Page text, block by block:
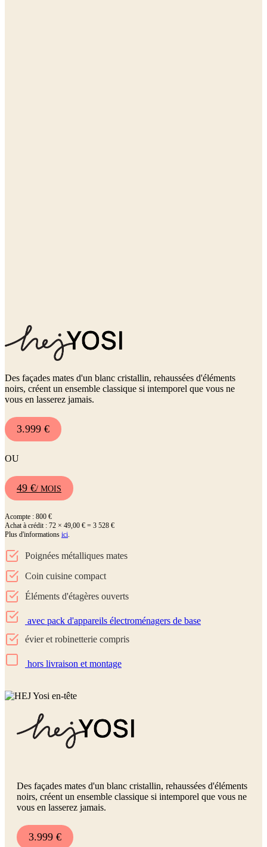
Des façades mates d'un blanc cristallin, rehaussées d'éléments
noirs, créent un ensemble classique si intemporel que vous ne
vous en lasserez jamais.
3.999 €
OU
49 €/ MOIS
Acompte : 800 €
Achat à crédit : 72 × 49,00 € = 3 528 €
Plus d'informations ici
Poignées métalliques mates
Coin cuisine compact
Éléments d'étagères ouverts
avec pack d'appareils électroménagers de base
évier et robinetterie compris
hors livraison et montage
Des façades mates d'un blanc cristallin, rehaussées d'éléments
noirs, créent un ensemble classique si intemporel que vous ne
vous en lasserez jamais.
3.999 €